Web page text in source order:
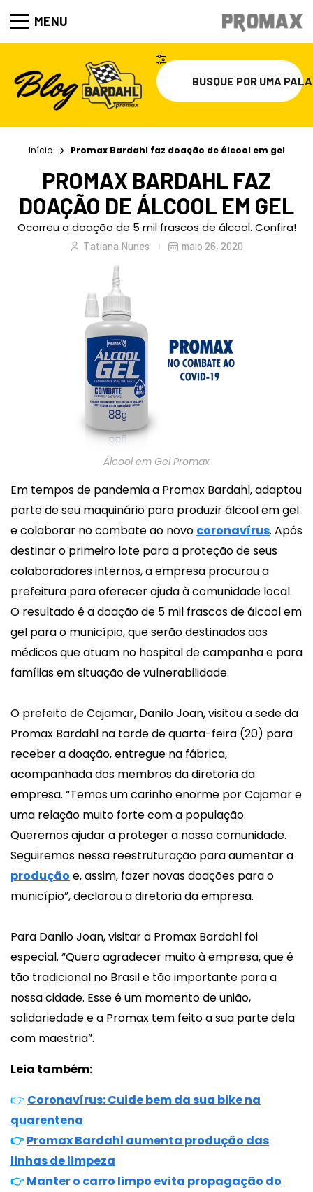
MENU
Início Promax Bardahl faz doação de álcool em gel
PROMAX BARDAHL FAZ
DOAÇÃO DE ÁLCOOL EM GEL
Ocorreu a doação de 5 mil frascos de álcool. Confira!
Tatiana Nunes maio 26, 2020
Álcool em Gel Promax
Em tempos de pandemia a Promax Bardahl, adaptou
parte de seu maquinário para produzir álcool em gel
e colaborar no combate ao novo coronavírus. Após
destinar o primeiro lote para a proteção de seus
colaboradores internos, a empresa procurou a
prefeitura para oferecer ajuda à comunidade local.
O resultado é a doação de 5 mil frascos de álcool em
gel para o município, que serão destinados aos
médicos que atuam no hospital de campanha e para
famílias em situação de vulnerabilidade.
O prefeito de Cajamar, Danilo Joan, visitou a sede da
Promax Bardahl na tarde de quarta-feira (20) para
receber a doação, entregue na fábrica,
acompanhada dos membros da diretoria da
empresa. “Temos um carinho enorme por Cajamar e
uma relação muito forte com a população.
Queremos ajudar a proteger a nossa comunidade.
Seguiremos nessa reestruturação para aumentar a
produção e, assim, fazer novas doações para o
município”, declarou a diretoria da empresa.
Para Danilo Joan, visitar a Promax Bardahl foi
especial. “Quero agradecer muito à empresa, que é
tão tradicional no Brasil e tão importante para a
nossa cidade. Esse é um momento de união,
solidariedade e a Promax tem feito a sua parte dela
com maestria”.
Leia também:
👉 Coronavírus: Cuide bem da sua bike na
quarentena
👉Promax Bardahl aumenta produção das
linhas de limpeza
👉Manter o carro limpo evita propagação do